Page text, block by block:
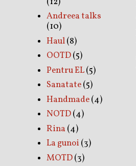
Andreea talks
(10)
Haul(8)
OOTD(5)
Pentru EL(5)
Sanatate(5)
Handmade(4)
NOTD(4)
Rina (4)
La gunoi (3)
MOTD(3)